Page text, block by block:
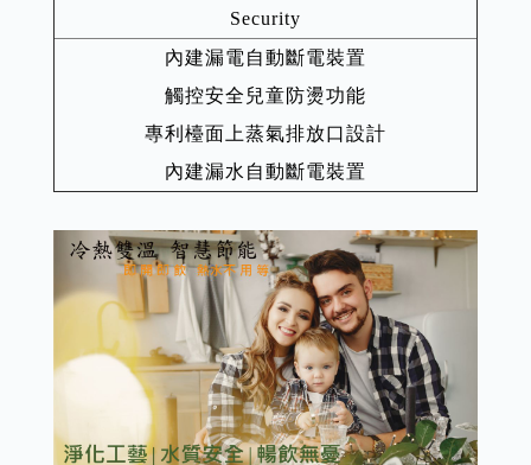
Security
內建漏電自動斷電裝置
觸控安全兒童防燙功能
專利檯面上蒸氣排放口設計
內建漏水自動斷電裝置